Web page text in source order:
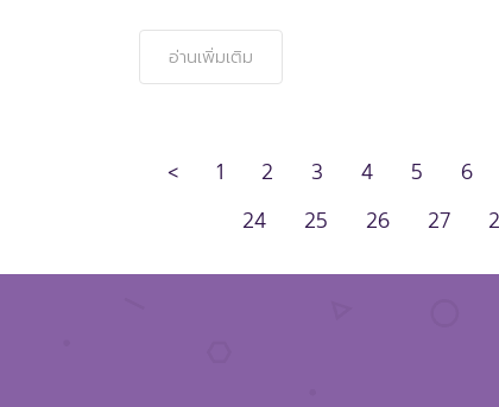
อ่านเพิ่มเติม
< 1 2 3 4 5 6
24
25 26 27